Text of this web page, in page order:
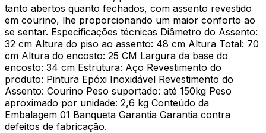
tanto abertos quanto fechados, com assento revestido
em courino, lhe proporcionando um maior conforto ao
se sentar. Especificações técnicas Diâmetro do Assento:
32 cm Altura do piso ao assento: 48 cm Altura Total: 70
cm Altura do encosto: 25 CM Largura da base do
encosto: 34 cm Estrutura: Aço Revestimento do
produto: Pintura Epóxi Inoxidável Revestimento do
Assento: Courino Peso suportado: até 150kg Peso
aproximado por unidade: 2,6 kg Conteúdo da
Embalagem 01 Banqueta Garantia Garantia contra
defeitos de fabricação.